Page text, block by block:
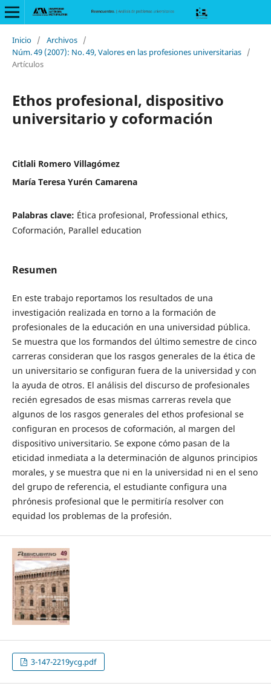
Inicio / Archivos /
Núm. 49 (2007): No. 49, Valores en las profesiones universitarias /
Artículos
Ethos profesional, dispositivo
universitario y coformación
Citlali Romero Villagómez
María Teresa Yurén Camarena
Palabras clave: Ética profesional, Professional ethics,
Coformación, Parallel education
Resumen
En este trabajo reportamos los resultados de una
investigación realizada en torno a la formación de
profesionales de la educación en una universidad pública.
Se muestra que los formandos del último semestre de cinco
carreras consideran que los rasgos generales de la ética de
un universitario se configuran fuera de la universidad y con
la ayuda de otros. El análisis del discurso de profesionales
recién egresados de esas mismas carreras revela que
algunos de los rasgos generales del ethos profesional se
configuran en procesos de coformación, al margen del
dispositivo universitario. Se expone cómo pasan de la
eticidad inmediata a la determinación de algunos principios
morales, y se muestra que ni en la universidad ni en el seno
del grupo de referencia, el estudiante configura una
phrónesis profesional que le permitiría resolver con
equidad los problemas de la profesión.
3-147-2219ycg.pdf